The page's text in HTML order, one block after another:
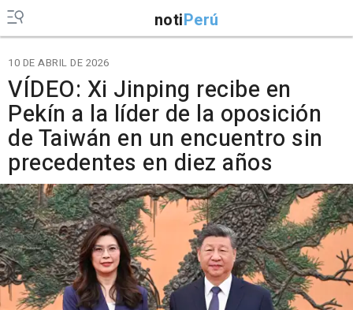
notiPerú
10 DE ABRIL DE 2026
VÍDEO: Xi Jinping recibe en
Pekín a la líder de la oposición
de Taiwán en un encuentro sin
precedentes en diez años